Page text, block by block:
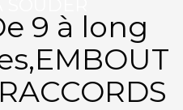
9 à long